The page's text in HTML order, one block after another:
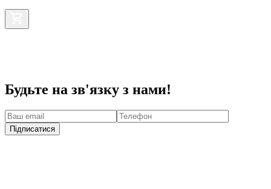
Будьте на зв'язку з нами!
Підписатися